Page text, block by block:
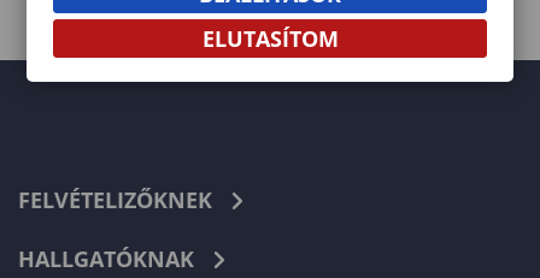
FELVÉTELIZŐKNEK
HALLGATÓKNAK
ELUTASÍTOM